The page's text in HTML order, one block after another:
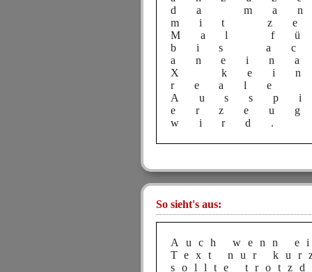
da
mit
Mal
bis
X
reale
wird.
So sieht's aus:
Auch wenn
Text nur
sollte